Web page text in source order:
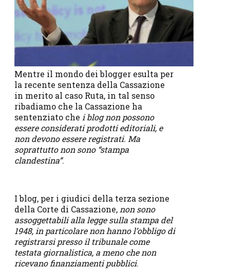
Mentre il mondo dei blogger esulta per
la recente sentenza della Cassazione
in merito al caso Ruta, in tal senso
ribadiamo che la Cassazione ha
sentenziato che i blog non possono
essere considerati prodotti editoriali, e
non devono essere registrati. Ma
soprattutto non sono “stampa
clandestina”.
I blog, per i giudici della terza sezione
della Corte di Cassazione, non sono
assoggettabili alla legge sulla stampa del
1948, in particolare non hanno l’obbligo di
registrarsi presso il tribunale come
testata giornalistica, a meno che non
ricevano finanziamenti pubblici.